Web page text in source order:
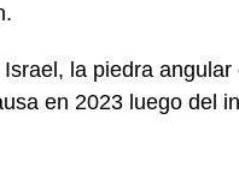
Israel, la piedra
en 2023 luego del